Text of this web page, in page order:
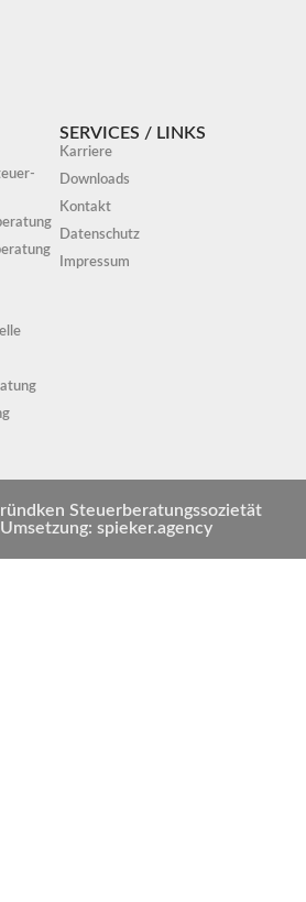
SERVICES / LINKS
Karriere
Downloads
Kontakt
Datenschutz
Impressum
Steuerberatungssozietät
spieker.agency